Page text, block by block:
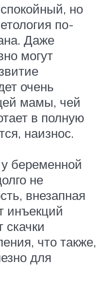
но
по-
Даже
могут
очень
мамы, чей
в полную
наизнос.
беременной
не
внезапная
инъекций
скачки
что также,
для